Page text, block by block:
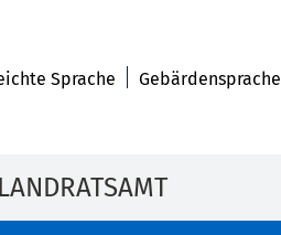
Sprache Gebärdensprache
LANDRATSAMT